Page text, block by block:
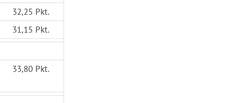
32,25 Pkt.
31,15 Pkt.
33,80 Pkt.